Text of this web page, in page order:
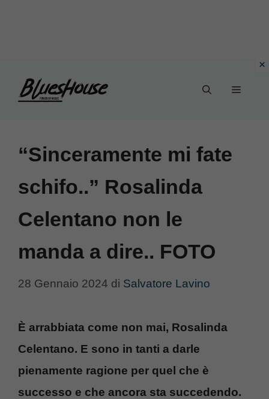
Menu
“Sinceramente mi fate
schifo..” Rosalinda
Celentano non le
manda a dire.. FOTO
28 Gennaio 2024 di Salvatore Lavino
È arrabbiata come non mai, Rosalinda
Celentano. E sono in tanti a darle
pienamente ragione per quel che è
successo e che ancora sta succedendo.